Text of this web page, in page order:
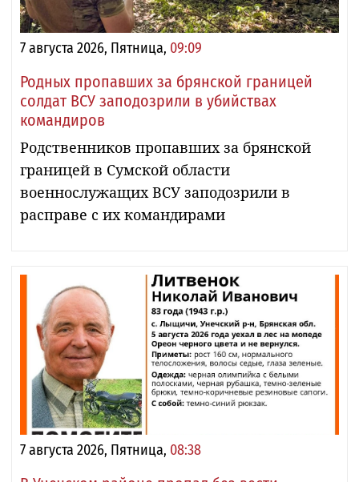
7 августа 2026, Пятница, 09:09
Родных пропавших за брянской границей
солдат ВСУ заподозрили в убийствах
командиров
Родственников пропавших за брянской
границей в Сумской области
военнослужащих ВСУ заподозрили в
расправе с их командирами
7 августа 2026, Пятница, 08:38